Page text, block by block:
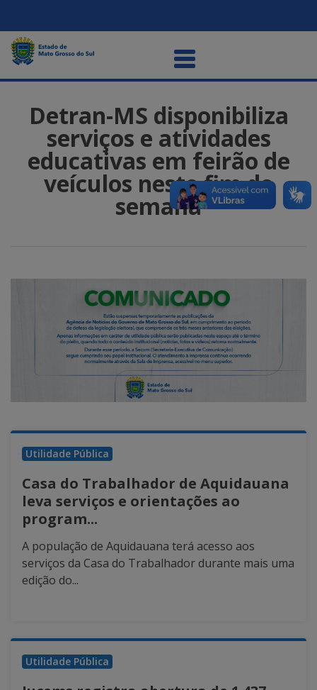
Detran-MS disponibiliza
serviços e atividades
educativas em feirão de
veículos neste fim de
semana
Utilidade Pública
Casa do Trabalhador de Aquidauana
leva serviços e orientações ao
program...
A população de Aquidauana terá acesso aos
serviços da Casa do Trabalhador durante mais uma
edição do...
Utilidade Pública